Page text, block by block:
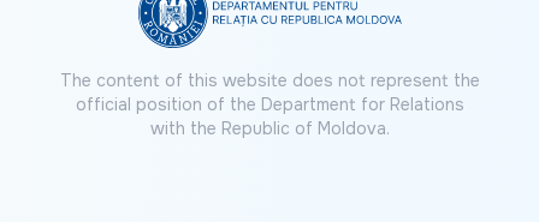
The content of this website does not represent the
official position of the Department for Relations
with the Republic of Moldova.